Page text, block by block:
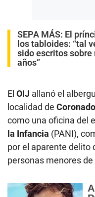
SEPA MÁS: El
los tabloides: “tal
sido escritos sobre
años”
El OIJ allanó el
localidad de Coronado
como una oficina del
la Infancia (PANI),
por el aparente delito
personas menores de